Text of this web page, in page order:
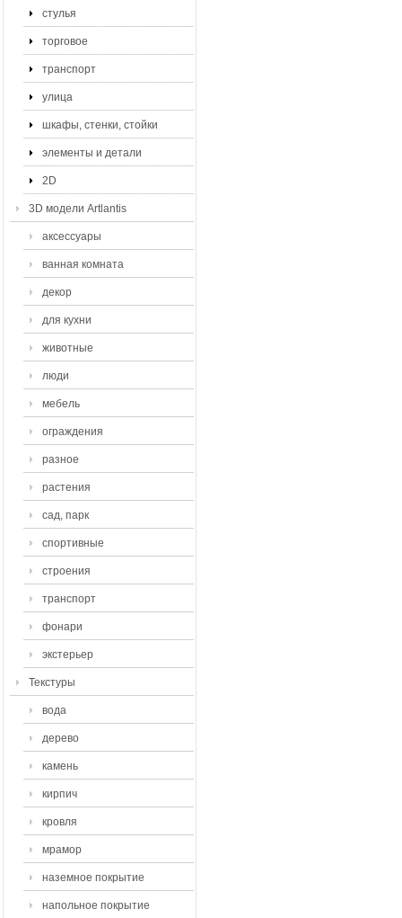
стулья
торговое
транспорт
улица
шкафы, стенки, стойки
элементы и детали
2D
3D модели Artlantis
аксессуары
ванная комната
декор
для кухни
животные
люди
мебель
ограждения
разное
растения
сад, парк
спортивные
строения
транспорт
фонари
экстерьер
Текстуры
вода
дерево
камень
кирпич
кровля
мрамор
наземное покрытие
напольное покрытие